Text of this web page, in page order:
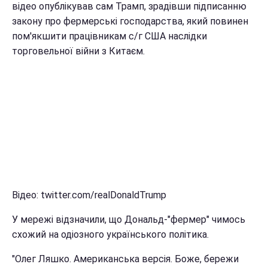
відео опублікував сам Трамп, зрадівши підписанню
закону про фермерські господарства, який повинен
пом'якшити працівникам с/г США наслідки
торговельної війни з Китаєм.
Відео: twitter.com/realDonaldTrump
У мережі відзначили, що Дональд-"фермер" чимось
схожий на одіозного українського політика.
"Олег Ляшко. Американська версія. Боже, бережи